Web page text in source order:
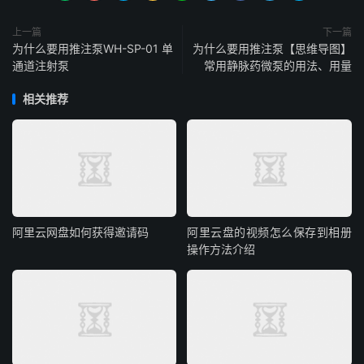
上一篇
为什么要用推注泵WH-SP-01 单
通道注射泵
下一篇
为什么要用推注泵【思维导图】
常用静脉药微泵的用法、用量
相关推荐
阿里云网盘如何获得邀请码
阿里云盘的视频怎么保存到相册
操作方法介绍